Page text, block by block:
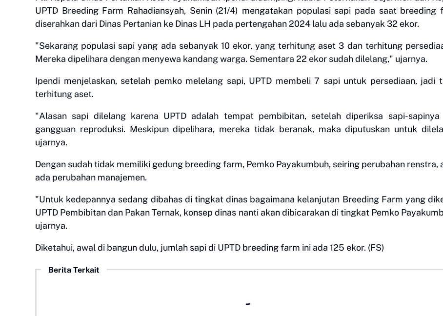
UPTD Breeding Farm Rahadiansyah, Senin (21/4) mengatakan populasi sapi pada saat breeding
diserahkan dari Dinas Pertanian ke Dinas LH pada pertengahan 2024 lalu ada sebanyak 32 ekor.
"Sekarang populasi sapi yang ada sebanyak 10 ekor, yang terhitung aset 3 dan terhitung
Mereka dipelihara dengan menyewa kandang warga. Sementara 22 ekor sudah dilelang," ujarnya.
Ipendi menjelaskan, setelah pemko melelang sapi, UPTD membeli 7 sapi untuk persediaan, jadi
terhitung aset.
"Alasan sapi dilelang karena UPTD adalah tempat pembibitan, setelah diperiksa sapi-sapinya
gangguan reproduksi. Meskipun dipelihara, mereka tidak beranak, maka diputuskan untuk
ujarnya.
Dengan sudah tidak memiliki gedung breeding farm, Pemko Payakumbuh, seiring perubahan renstra,
ada perubahan manajemen.
"Untuk kedepannya sedang dibahas di tingkat dinas bagaimana kelanjutan Breeding Farm yang
UPTD Pembibitan dan Pakan Ternak, konsep dinas nanti akan dibicarakan di tingkat Pemko
ujarnya.
Diketahui, awal di bangun dulu, jumlah sapi di UPTD breeding farm ini ada 125 ekor. (FS)
Berita Terkait